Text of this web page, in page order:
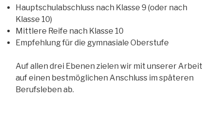
Hauptschulabschluss nach Klasse 9 (oder nach
Klasse 10)
Mittlere Reife nach Klasse 10
Empfehlung für die gymnasiale Oberstufe
Auf allen drei Ebenen zielen wir mit unserer Arbeit
auf einen bestmöglichen Anschluss im späteren
Berufsleben ab.